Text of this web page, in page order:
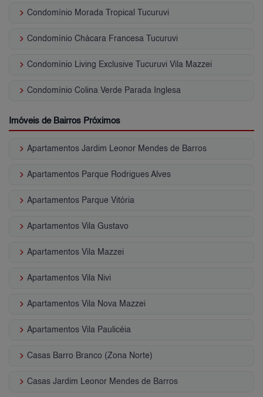
keyboard_arrow_right Condomínio Morada Tropical Tucuruvi
keyboard_arrow_right Condomínio Chácara Francesa Tucuruvi
keyboard_arrow_right Condomínio Living Exclusive Tucuruvi Vila Mazzei
keyboard_arrow_right Condomínio Colina Verde Parada Inglesa
Imóveis de Bairros Próximos
keyboard_arrow_right Apartamentos Jardim Leonor Mendes de Barros
keyboard_arrow_right Apartamentos Parque Rodrigues Alves
keyboard_arrow_right Apartamentos Parque Vitória
keyboard_arrow_right Apartamentos Vila Gustavo
keyboard_arrow_right Apartamentos Vila Mazzei
keyboard_arrow_right Apartamentos Vila Nivi
keyboard_arrow_right Apartamentos Vila Nova Mazzei
keyboard_arrow_right Apartamentos Vila Paulicéia
keyboard_arrow_right Casas Barro Branco (Zona Norte)
keyboard_arrow_right Casas Jardim Leonor Mendes de Barros